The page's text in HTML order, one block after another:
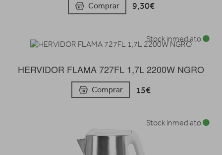
Comprar 9,30€
HERVIDOR FLAMA 727FL 1,7L 2200W NGRO
Comprar 15€
Stock inmediato
Stock inmediato